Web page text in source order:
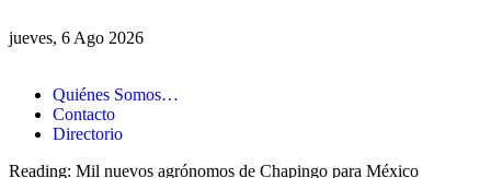
jueves, 6 Ago 2026
Quiénes Somos…
Contacto
Directorio
Reading: Mil nuevos agrónomos de Chapingo para México